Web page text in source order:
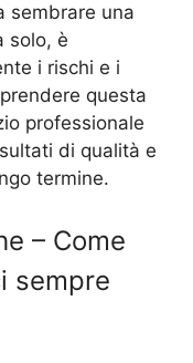
sembrare una
solo, è
i rischi e i
questa
professionale
di qualità e
termine.
– Come
sempre